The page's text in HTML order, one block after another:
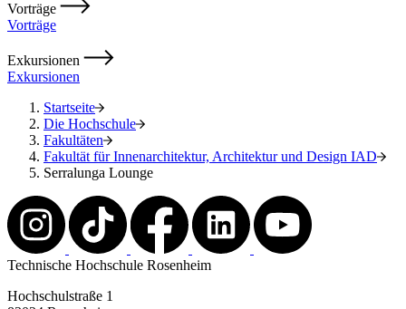
Vorträge
Vorträge
Exkursionen
Exkursionen
Startseite
Die Hochschule
Fakultäten
Fakultät für Innenarchitektur, Architektur und Design IAD
Serralunga Lounge
Technische Hochschule Rosenheim
Hochschulstraße 1